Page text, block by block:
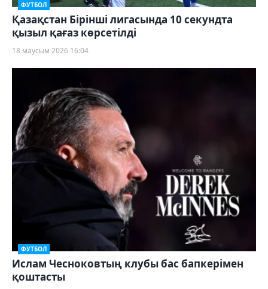
ФУТБОЛ
Қазақстан Бірінші лигасында 10 секундта
қызыл қағаз көрсетілді
18 маусым 2026 16:04
ФУТБОЛ
Ислам Чесноковтың клубы бас бапкерімен
қоштасты